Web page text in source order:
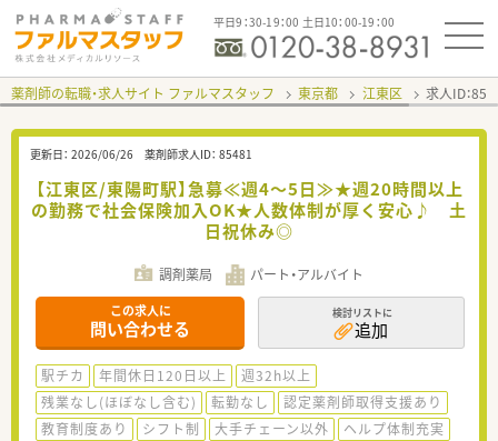
平日9：30-19：00 土日10：00-19：00
薬剤師の転職・求人サイト ファルマスタッフ 東京都 江東区 求人ID：
更新日： 2026/06/26 薬剤師求人ID： 85481
【江東区/東陽町駅】急募≪週4～5日≫★週20時間以上
の勤務で社会保険加入OK★人数体制が厚く安心♪ 土
日祝休み◎
調剤薬局 パート・アルバイト
この求人に
問い合わせる
検討リストに
追加
駅チカ 年間休日120日以上
週32h以上
残業なし(ほぼなし含む)
転勤なし
認定薬剤師取得支援あり
教育制度あり
シフト制 大手チェーン以外 ヘルプ体制充実